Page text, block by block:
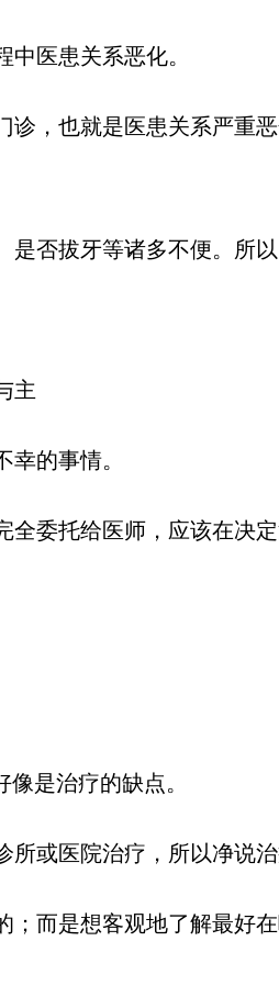
医患关系恶化。
，也就是医患关系严重
否拔牙等诸多不便。所
主
的事情。
委托给医师，应该在决定
是治疗的缺点。
或医院治疗，所以净说治
而是想客观地了解最好